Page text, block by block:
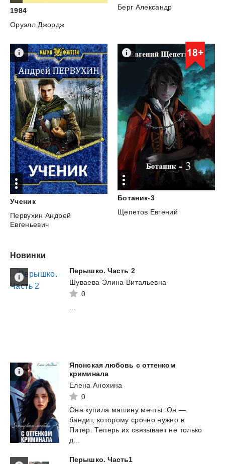
1984
Оруэлл Джордж
Берг Александр
Ученик
Первухин Андрей
Евгеньевич
Ботаник-3
Щепетов Евгений
Новинки
Перышко. Часть 2
Шуваева Элина Витальевна
0
Японская любовь с оттенком
криминала
Елена Анохина
0
Она купила машину мечты. Он —
бандит, которому срочно нужно в
Питер. Теперь их связывает не только
д...
Перышко. Часть1